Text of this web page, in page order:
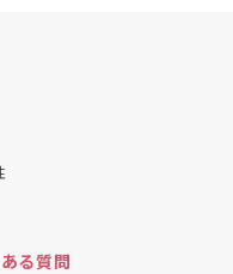
る質問